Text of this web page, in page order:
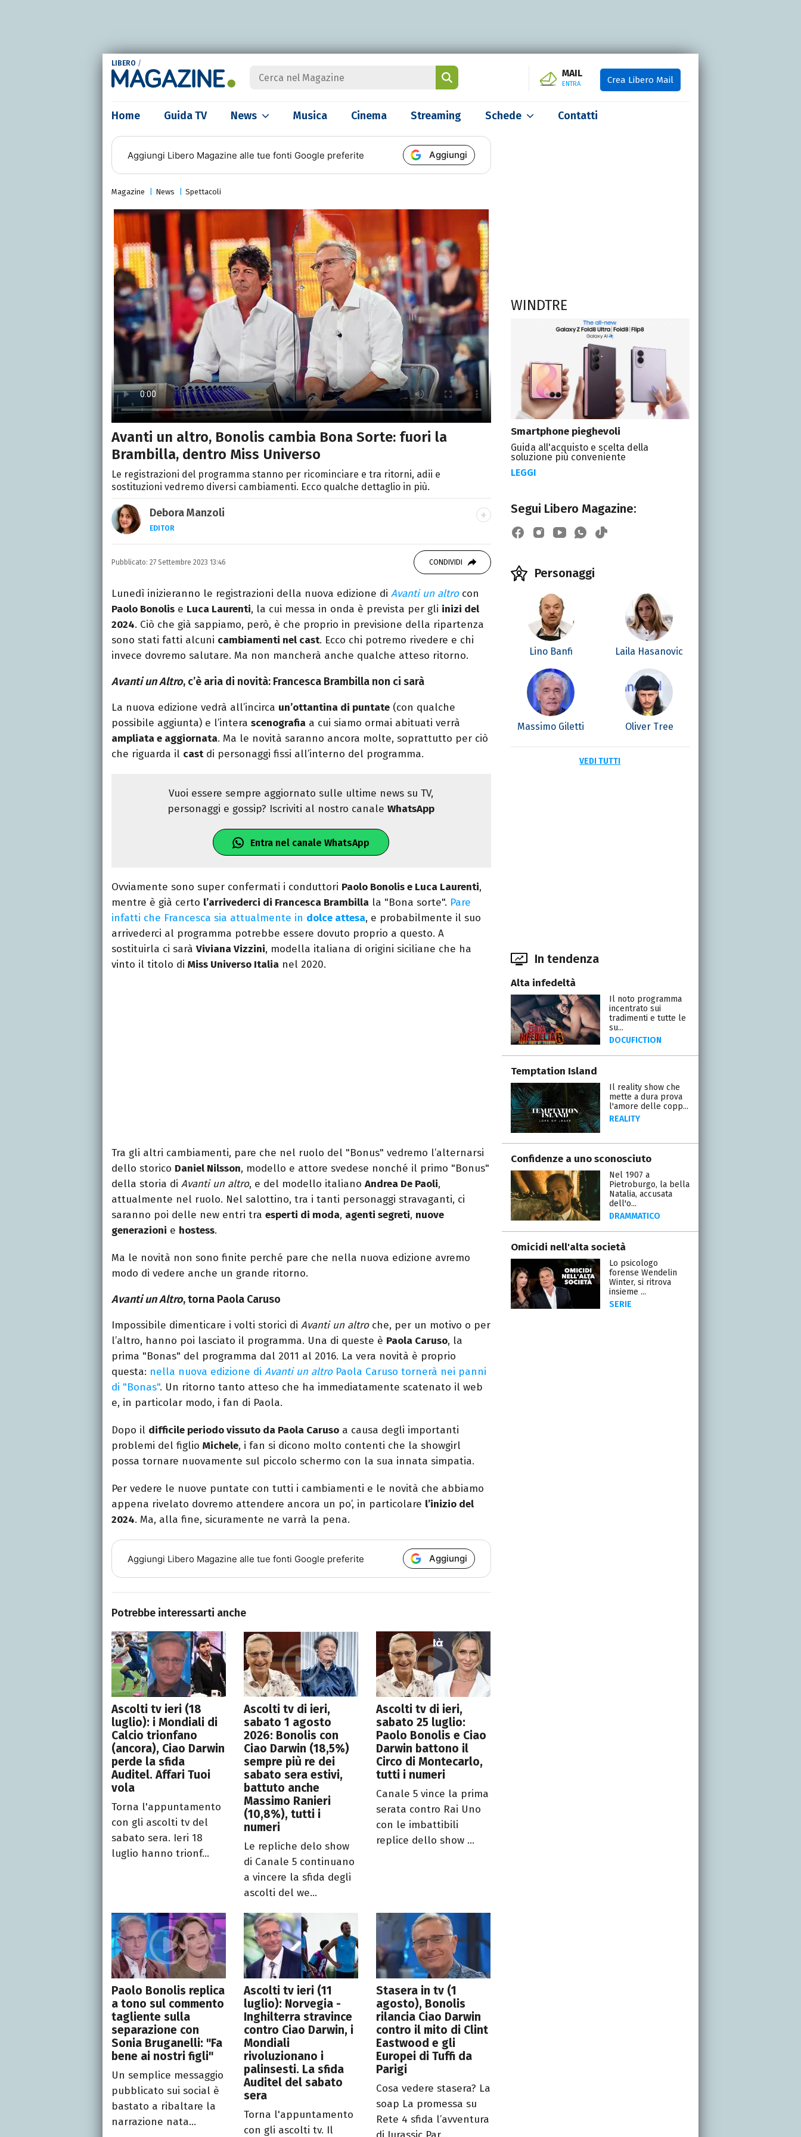
LIBERO /
MAIL
ENTRA Crea Libero Mail
Home Guida TV News Musica Cinema Streaming Schede Contatti
Aggiungi Libero Magazine alle tue fonti Google preferite Aggiungi
Magazine News Spettacoli
Avanti un altro, Bonolis cambia Bona Sorte: fuori la
Brambilla, dentro Miss Universo
Le registrazioni del programma stanno per ricominciare e tra ritorni, adii e
sostituzioni vedremo diversi cambiamenti. Ecco qualche dettaglio in più.
Debora Manzoli
EDITOR
LINKEDIN
INSTAGRAM FACEBOOK SITO
Scrittrice, copywriter, editor e pubblicista mantovana, laureata in
Lettere, Cinema e Tv. Ha due libri all’attivo e ama la scrittura alla
follia.
Pubblicato: 27 Settembre 2023 13:46 CONDIVIDI
Lunedì inizieranno le registrazioni della nuova edizione di Avanti un altrocon
Paolo Bonolis e Luca Laurenti, la cui messa in onda è prevista per gli inizi del
2024. Ciò che già sappiamo, però, è che proprio in previsione della ripartenza
sono stati fatti alcuni cambiamenti nel cast. Ecco chi potremo rivedere e chi
invece dovremo salutare. Ma non mancherà anche qualche atteso ritorno.
Avanti un Altro, c’è aria di novità: Francesca Brambilla non ci sarà
La nuova edizione vedrà all’incirca un’ottantina di puntate (con qualche
possibile aggiunta) e l’intera scenografia a cui siamo ormai abituati verrà
ampliata e aggiornata. Ma le novità saranno ancora molte, soprattutto per ciò
che riguarda il castdi personaggi fissi all’interno del programma.
Vuoi essere sempre aggiornato sulle ultime news su TV,
personaggi e gossip? Iscriviti al nostro canaleWhatsApp
Entra nel canale WhatsApp
Ovviamente sono super confermati i conduttori Paolo Bonolis e Luca Laurenti,
mentre è già certo l’arrivederci di Francesca Brambilla la "Bona sorte". Pare
infatti che Francesca sia attualmente in dolce attesa, e probabilmente il suo
arrivederci al programma potrebbe essere dovuto proprio a questo. A
sostituirla ci sarà Viviana Vizzini, modella italiana di origini siciliane che ha
vinto il titolo di Miss Universo Italia nel 2020.
Tra gli altri cambiamenti, pare che nel ruolo del "Bonus" vedremo l’alternarsi
dello storico Daniel Nilsson, modello e attore svedese nonché il primo "Bonus"
della storia di Avanti un altro, e del modello italiano Andrea De Paoli,
attualmente nel ruolo. Nel salottino, tra i tanti personaggi stravaganti, ci
saranno poi delle new entri tra esperti di moda, agenti segreti, nuove
generazioni e hostess.
Ma le novità non sono finite perché pare che nella nuova edizione avremo
modo di vedere anche un grande ritorno.
Avanti un Altro, torna Paola Caruso
Impossibile dimenticare i volti storici di Avanti un altroche, per un motivo o per
l’altro, hanno poi lasciato il programma. Una di queste è Paola Caruso, la
prima "Bonas" del programma dal 2011 al 2016. La vera novità è proprio
questa: nella nuova edizione di Avanti un altroPaola Caruso tornerà nei panni
di "Bonas". Un ritorno tanto atteso che ha immediatamente scatenato il web
e, in particolar modo, i fan di Paola.
Dopo il difficile periodo vissuto da Paola Caruso a causa degli importanti
problemi del figlio Michele, i fan si dicono molto contenti che la showgirl
possa tornare nuovamente sul piccolo schermo con la sua innata simpatia.
Per vedere le nuove puntate con tutti i cambiamenti e le novità che abbiamo
appena rivelato dovremo attendere ancora un po’, in particolare l’inizio del
2024. Ma, alla fine, sicuramente ne varrà la pena.
Aggiungi Libero Magazine alle tue fonti Google preferite Aggiungi
Potrebbe interessarti anche
Ascolti tv ieri (18
luglio): i Mondiali di
Calcio trionfano
(ancora), Ciao Darwin
perde la sfida
Auditel. Affari Tuoi
vola
Torna l'appuntamento
con gli ascolti tv del
sabato sera. Ieri 18
luglio hanno trionf...
Ascolti tv di ieri,
sabato 1 agosto
2026: Bonolis con
Ciao Darwin (18,5%)
sempre più re dei
sabato sera estivi,
battuto anche
Massimo Ranieri
(10,8%), tutti i
numeri
Le repliche delo show
di Canale 5 continuano
a vincere la sfida degli
ascolti del we...
Ascolti tv di ieri,
sabato 25 luglio:
Paolo Bonolis e Ciao
Darwin battono il
Circo di Montecarlo,
tutti i numeri
Canale 5 vince la prima
serata contro Rai Uno
con le imbattibili
replice dello show ...
Paolo Bonolis replica
a tono sul commento
tagliente sulla
separazione con
Sonia Bruganelli: "Fa
bene ai nostri figli"
Un semplice messaggio
pubblicato sui social è
bastato a ribaltare la
narrazione nata...
Ascolti tv ieri (11
luglio): Norvegia -
Inghilterra stravince
contro Ciao Darwin, i
Mondiali
rivoluzionano i
palinsesti. La sfida
Auditel del sabato
sera
Torna l'appuntamento
con gli ascolti tv. Il
Stasera in tv (1
agosto), Bonolis
rilancia Ciao Darwin
contro il mito di Clint
Eastwood e gli
Europei di Tuffi da
Parigi
Cosa vedere stasera? La
soap La promessa su
Rete 4 sfida l’avventura
WINDTRE
Smartphone pieghevoli
Guida all'acquisto e scelta della
soluzione più conveniente
LEGGI
Segui Libero Magazine:
Personaggi
Lino Banfi Laila Hasanovic
Massimo Giletti Oliver Tree
VEDI TUTTI
In tendenza
Alta infedeltà
Il noto programma
incentrato sui
tradimenti e tutte le
su...
DOCUFICTION
Temptation Island
Il reality show che
mette a dura prova
l'amore delle copp...
REALITY
Confidenze a uno sconosciuto
Nel 1907 a
Pietroburgo, la bella
Natalia, accusata
dell'o...
DRAMMATICO
Omicidi nell'alta società
Lo psicologo
forense Wendelin
Winter, si ritrova
insieme ...
SERIE